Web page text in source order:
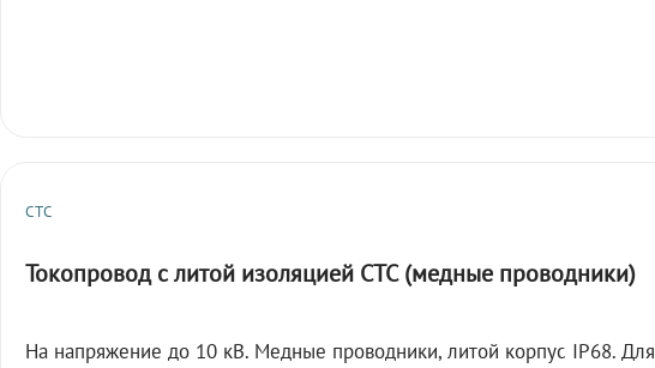
СТС
Токопровод с литой изоляцией СТС (медные проводники)
На напряжение до 10 кВ. Медные проводники, литой корпус IP68. Для